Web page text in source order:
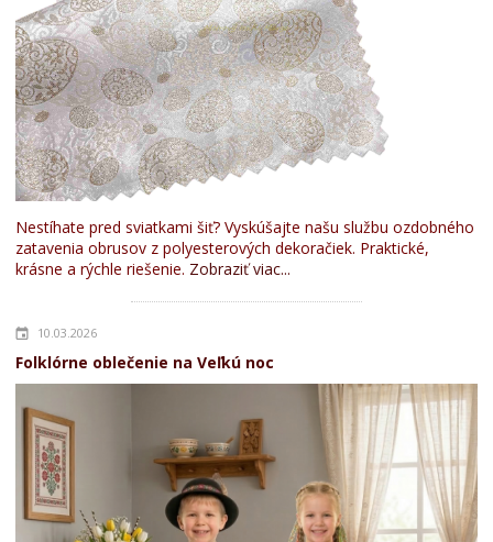
Nestíhate pred sviatkami šiť? Vyskúšajte našu službu ozdobného
zatavenia obrusov z polyesterových dekoračiek. Praktické,
krásne a rýchle riešenie. Zobraziť viac...
10.03.2026
Folklórne oblečenie na Veľkú noc